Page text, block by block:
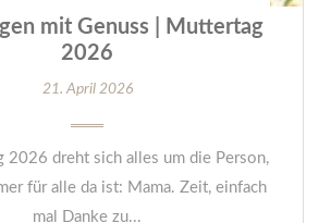
mit Genuss | Muttertag
2026
21. April 2026
2026 dreht sich alles um die Person,
für alle da ist: Mama. Zeit, einfach
mal Danke zu...